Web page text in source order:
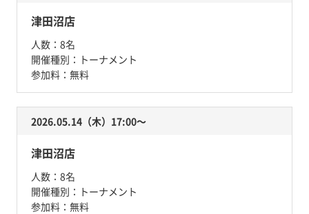
津田沼店
人数： 8名
開催種別： トーナメント
参加料： 無料
2026.05.14（木）17:00〜
津田沼店
人数： 8名
開催種別： トーナメント
参加料： 無料